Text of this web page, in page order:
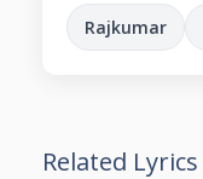
Rajkumar
Related Lyrics